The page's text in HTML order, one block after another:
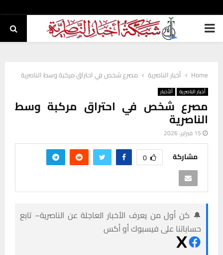
PRIMARY
Home أخبار الناصرية مصرع شخص في احتراق مركبة وسط الناصرية
أخبار الناصرية ألأخبار
مصرع شخص في احتراق مركبة وسط
الناصرية
15 فبراير، 2026
مشاركة 0
🔔 كن أول من يعرف الأخبار العاجلة عن الناصرية– تابع
حساباتنا على فيسبوك أو أكس